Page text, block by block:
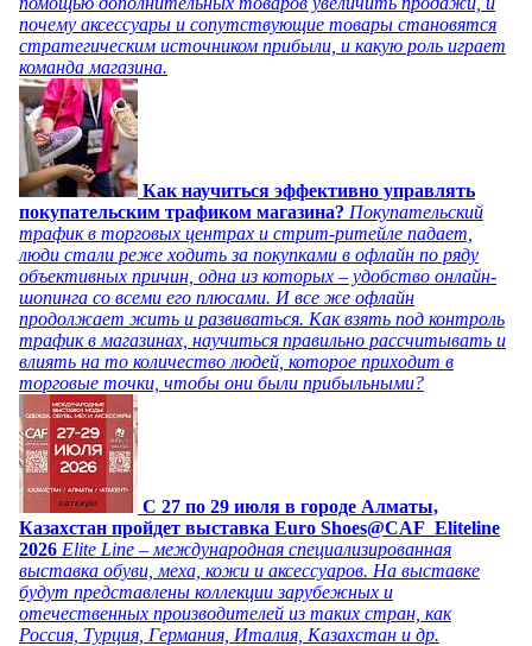
почему аксессуары и сопутствующие товары становятся
стратегическим источником прибыли, и какую роль играет
команда магазина.
Как научиться эффективно управлять
покупательским трафиком магазина? Покупательский
трафик в торговых центрах и стрит-ритейле падает,
люди стали реже ходить за покупками в офлайн по ряду
объективных причин, одна из которых – удобство онлайн-
шопинга со всеми его плюсами. И все же офлайн
продолжает жить и развиваться. Как взять под контроль
трафик в магазинах, научиться правильно рассчитывать и
влиять на то количество людей, которое приходит в
торговые точки, чтобы они были прибыльными?
C 27 по 29 июля в городе Алматы,
Казахстан пройдет выставка Euro Shoes@CAF_Eliteline
2026 Elite Line – международная специализированная
выставка обуви, меха, кожи и аксессуаров. На выставке
будут представлены коллекции зарубежных и
отечественных производителей из таких стран, как
Россия, Турция, Германия, Италия, Казахстан и др.